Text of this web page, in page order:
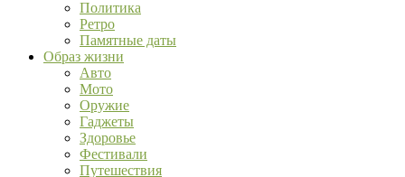
Политика
Ретро
Памятные даты
Образ жизни
Авто
Мото
Оружие
Гаджеты
Здоровье
Фестивали
Путешествия